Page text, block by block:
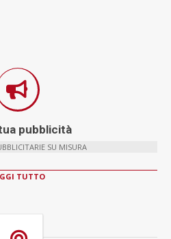
pubblicità
SU MISURA
TUTTO